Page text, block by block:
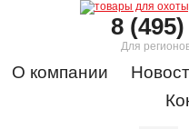
8
Для
О компании